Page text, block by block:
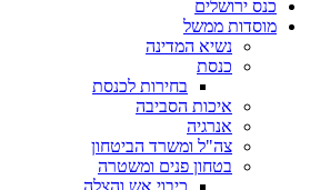
כנס ירושלים
מוסדות ממשל
נשיא המדינה
כנסת
בחירות לכנסת
איכות הסביבה
אנרגיה
צה"ל ומשרד הביטחון
בטחון פנים ומשטרה
כיבוי אש והצלה